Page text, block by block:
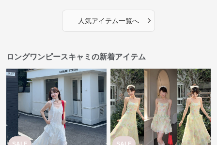
人気アイテム一覧へ ›
ロングワンピースキャミの新着アイテム